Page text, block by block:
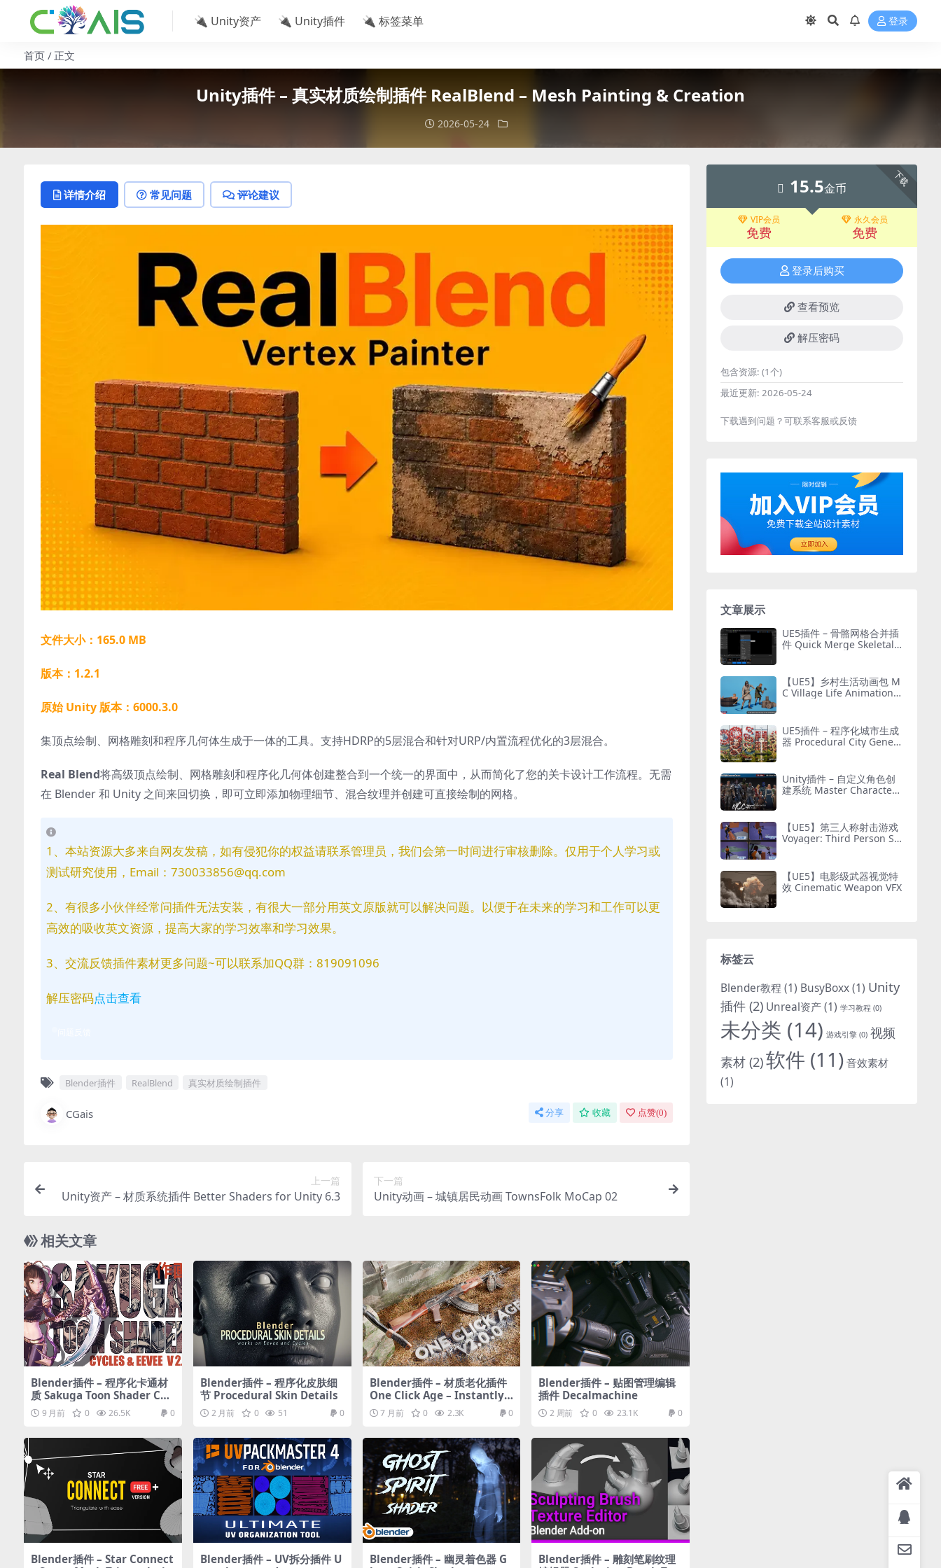
🔌 Unity资产 🔌 Unity插件 🔌 标签菜单 登录
首页 正文
Unity插件 – 真实材质绘制插件 RealBlend – Mesh Painting & Creation
2026-05-24
详情介绍 常见问题 评论建议
文件大小：165.0 MB
版本：1.2.1
原始 Unity 版本：6000.3.0
集顶点绘制、网格雕刻和程序几何体生成于一体的工具。支持HDRP的5层混合和针对URP/内置流程优化的3层混合。
Real Blend将高级顶点绘制、网格雕刻和程序化几何体创建整合到一个统一的界面中，从而简化了您的关卡设计工作流程。无需
在 Blender 和 Unity 之间来回切换，即可立即添加物理细节、混合纹理并创建可直接绘制的网格。
1、本站资源大多来自网友发稿，如有侵犯你的权益请联系管理员，我们会第一时间进行审核删除。仅用于个人学习或
测试研究使用，Email：730033856@qq.com
2、有很多小伙伴经常问插件无法安装，有很大一部分用英文原版就可以解决问题。以便于在未来的学习和工作可以更
高效的吸收英文资源，提高大家的学习效率和学习效果。
3、交流反馈插件素材更多问题~可以联系加QQ群：819091096
解压密码点击查看
Blender插件 RealBlend 真实材质绘制插件
CGais 分享 收藏 点赞(0)
上一篇
Unity资产 – 材质系统插件 Better Shaders for Unity 6.3
下一篇
Unity动画 – 城镇居民动画 TownsFolk MoCap 02
相关文章
Blender插件 – 程序化卡通材
质 Sakuga Toon Shader Cyc
les & Eevee
9 月前 0 26.5K 0
Blender插件 – 程序化皮肤细
节 Procedural Skin Details
2 月前 0 51 0
Blender插件 – 材质老化插件
One Click Age – Instantly
Age Any Material With A Cl
ick
7 月前 0 2.3K 0
Blender插件 – 贴图管理编辑
插件 Decalmachine
2 周前 0 23.1K 0
Blender插件 – Star Connect
Blender插件 – UV拆分插件 U
Blender插件 – 幽灵着色器 G
Blender插件 – 雕刻笔刷纹理
下载
15.5金币
VIP会员
免费
永久会员
免费
登录后购买
查看预览
解压密码
包含资源: (1个)
最近更新: 2026-05-24
下载遇到问题？可联系客服或反馈
文章展示
UE5插件 – 骨骼网格合并插
件 Quick Merge Skeletal
【UE5】乡村生活动画包 M
C Village Life Animation P
UE5插件 – 程序化城市生成
器 Procedural City Genera
Unity插件 – 自定义角色创
建系统 Master Character
【UE5】第三人称射击游戏
Voyager: Third Person Sh
【UE5】电影级武器视觉特
效 Cinematic Weapon VFX
标签云
Blender教程 (1) BusyBoxx(1) Unity
插件 (2) Unreal资产(1) 学习教程 (0)
未分类 (14) 游戏引擎 (0) 视频
素材 (2)软件 (11)音效素材
(1)